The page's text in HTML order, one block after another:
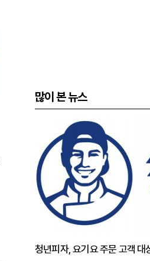
많이 본 뉴스
청년피자, 요기요 주문 고객 대